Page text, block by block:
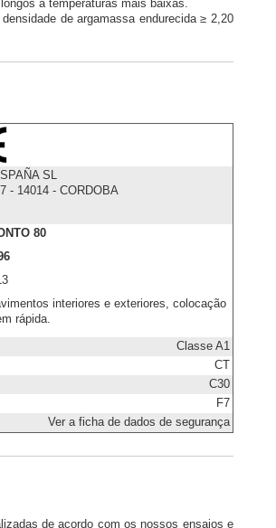
a temperaturas mais baixas.
de argamassa endurecida ≥ 2,20
SL
- 14014 - CORDOBA
80
interiores e exteriores, colocação
rápida.
Classe A1
CT
C30
F7
Ver a ficha de dados de segurança
de acordo com os nossos ensaios e